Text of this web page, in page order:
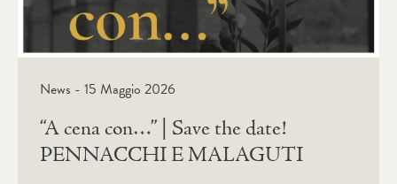
News - 15 Maggio 2026
“A cena con…” | Save the date!
PENNACCHI E MALAGUTI